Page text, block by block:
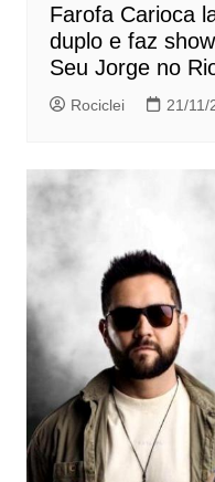
Farofa Carioca
duplo e faz
Seu Jorge no
Rociclei 21/11/